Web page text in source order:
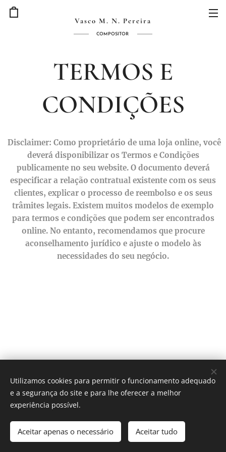
Vasco M. N. Pereira
COMPOSITOR
TERMOS E
CONDIÇÕES
Disclaimer: Como proprietário de uma loja online, você
deverá disponibilizar os Termos e Condições
publicamente no seu website. O documento deverá
especificar a relação contratual existente com os seus
clientes, explicar o processo de reembolso e os seus
trâmites legais. Existem muitos modelos de exemplo
para termos e condições que podem ser encontrados
online. No entanto, recomendamos que procure
aconselhamento jurídico e ajuste o modelo às
necessidades do seu negócio.
Vasco M. N. Pereira - Compositor
Todos os direitos reservados 2019
Contacto Cookies
Utilizamos cookies para permitir o funcionamento adequado
e a segurança do site e para lhe oferecer a melhor
experiência possível.
Aceitar apenas o necessário Aceitar tudo